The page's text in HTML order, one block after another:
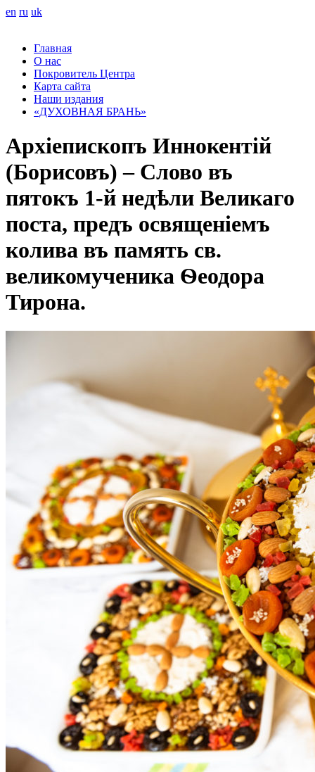
en ru uk
Главная
О нас
Покровитель Центра
Карта сайта
Наши издания
«ДУХОВНАЯ БРАНЬ»
Архіепископъ Иннокентій
(Борисовъ) – Слово въ
пятокъ 1-й недѣли Великаго
поста, предъ освященіемъ
колива въ память св.
великомученика Ѳеодора
Тирона.